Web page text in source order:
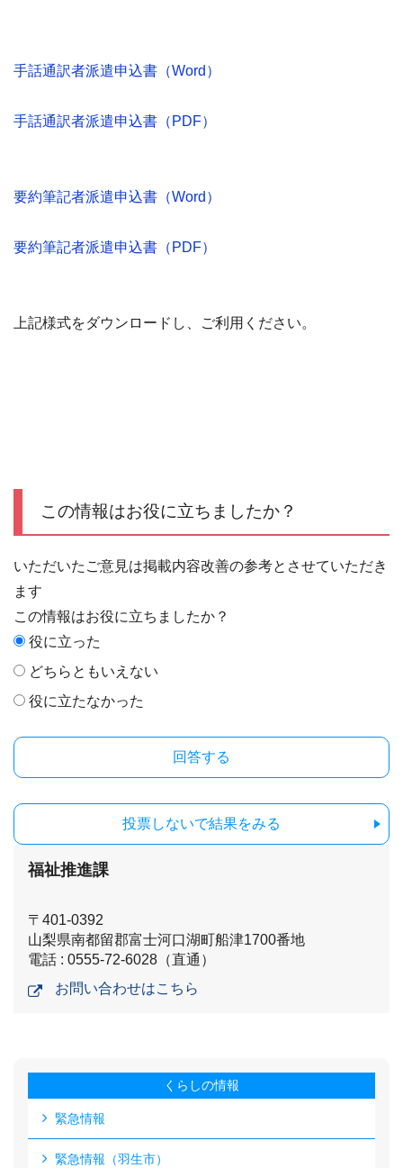
手話通訳者派遣申込書（Word）
手話通訳者派遣申込書（PDF）
要約筆記者派遣申込書 （Word）
要約筆記者派遣申込書（PDF）
上記様式をダウンロードし、ご利用ください。
この情報はお役に立ちましたか？
いただいたご意見は掲載内容改善の参考とさせていただき
ます
この情報はお役に立ちましたか？
役に立った
どちらともいえない
役に立たなかった
投票しないで結果をみる
福祉推進課
〒401-0392
山梨県南都留郡富士河口湖町船津1700番地
電話 : 0555-72-6028（直通）
お問い合わせはこちら
くらしの情報
緊急情報
緊急情報（羽生市）